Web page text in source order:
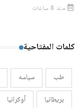
منذ 8 ساعات
كلمات المفتاحية
طب سياسه
بريطانيا
أوكرانيا